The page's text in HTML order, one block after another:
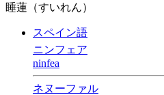
睡蓮（すいれん）
スペイン語
ニンフェア
ninfea
ネヌーファル